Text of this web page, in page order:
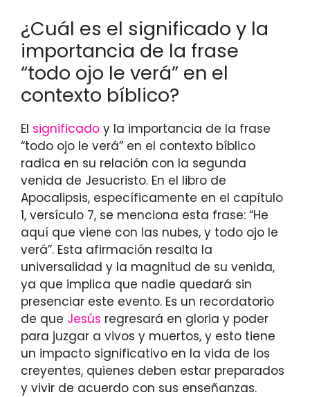
¿Cuál es el significado y la
importancia de la frase
“todo ojo le verá” en el
contexto bíblico?
El significado y la importancia de la frase
“todo ojo le verá” en el contexto bíblico
radica en su relación con la segunda
venida de Jesucristo. En el libro de
Apocalipsis, específicamente en el capítulo
1, versículo 7, se menciona esta frase: “He
aquí que viene con las nubes, y todo ojo le
verá”. Esta afirmación resalta la
universalidad y la magnitud de su venida,
ya que implica que nadie quedará sin
presenciar este evento. Es un recordatorio
de que Jesús regresará en gloria y poder
para juzgar a vivos y muertos, y esto tiene
un impacto significativo en la vida de los
creyentes, quienes deben estar preparados
y vivir de acuerdo con sus enseñanzas.